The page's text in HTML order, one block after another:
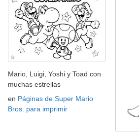
Mario, Luigi, Yoshi y Toad con
muchas estrellas
en Páginas de Super Mario
Bros. para imprimir